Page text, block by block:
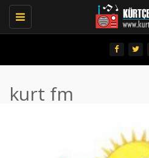
Toggle
navigation
kurt fm